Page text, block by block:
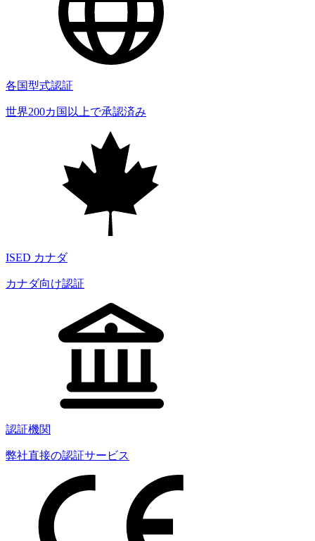
各国型式認証
世界200カ国以上で承認済み
ISED カナダ
カナダ向け認証
認証機関
弊社直接の認証サービス